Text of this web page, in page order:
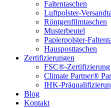
Faltentaschen
Luftpolster-
Röntgenfilmtaschen
Musterbeutel
Papierpolster-
Hausposttaschen
Zertifizierungen
FSC®-Zertifizierung
Climate Partner®
IHK-
Blog
Kontakt